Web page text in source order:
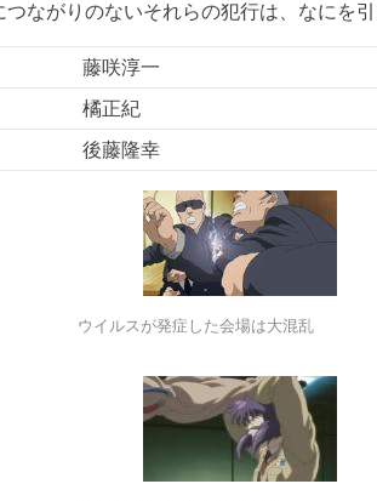
ながりのないそれらの犯行は、なにを
藤咲淳一
橘正紀
後藤隆幸
ウイルスが発症した会場は大混乱